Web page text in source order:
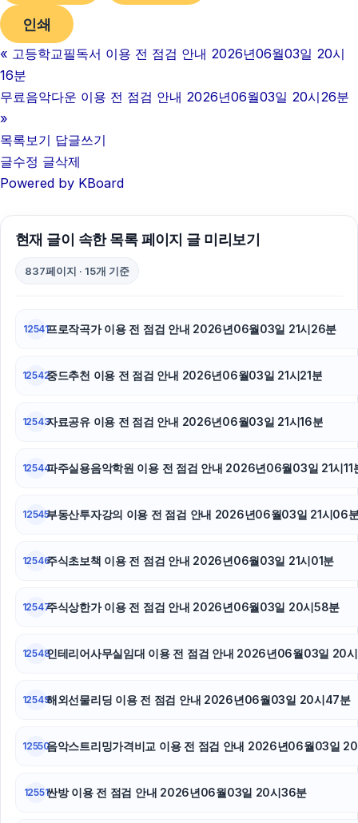
부산휴대폰성지
강동하수구막힘
서초하수구막힘
부산휴대폰성지
부산흥신소
흥신소
인쇄
« 고등학교필독서 이용 전 점검 안내 2026년06월03일 20시
16분
무료음악다운 이용 전 점검 안내 2026년06월03일 20시26분
»
목록보기 답글쓰기
글수정 글삭제
Powered by KBoard
현재 글이 속한 목록 페이지 글 미리보기
837페이지 · 15개 기준
12541프로작곡가 이용 전 점검 안내 2026년06월03일 21시26분
12542중드추천 이용 전 점검 안내 2026년06월03일 21시21분
12543자료공유 이용 전 점검 안내 2026년06월03일 21시16분
12544파주실용음악학원 이용 전 점검 안내 2026년06월03일 21시11
12545부동산투자강의 이용 전 점검 안내 2026년06월03일 21시06
12546주식초보책 이용 전 점검 안내 2026년06월03일 21시01분
12547주식상한가 이용 전 점검 안내 2026년06월03일 20시58분
12548인테리어사무실임대 이용 전 점검 안내 2026년06월03일 20
12549해외선물리딩 이용 전 점검 안내 2026년06월03일 20시47분
12550음악스트리밍가격비교 이용 전 점검 안내 2026년06월03일
12551싼방 이용 전 점검 안내 2026년06월03일 20시36분